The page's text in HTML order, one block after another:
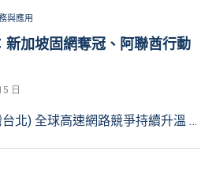
與應用
新加坡固網奪冠、阿聯酋行動
日
北) 全球高速網路競爭持續升溫 …